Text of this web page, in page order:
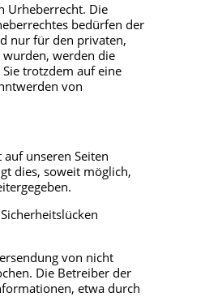
Urheberrecht. Die
bedürfen der
nur für den privaten,
werden die
trotzdem auf eine
von
unseren Seiten
dies, soweit möglich,
von nicht
Die Betreiber der
etwa durch